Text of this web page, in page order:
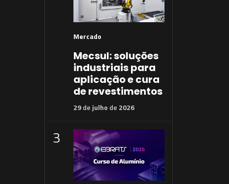
Mercado
Mecsul: soluções
industriais para
aplicação e cura
de revestimentos
29de julho de 2026
3